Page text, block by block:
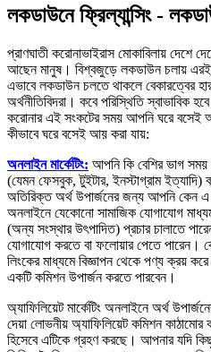
লকডাউনে ফ্রিল্যান্সিং -
প্রাণঘাতী করোনাভাইরাস মোকাবিলায় দেশে
আছেন মানুষ। বিশ্বজুড়ে লকডাউন চলায়
এভাবে লকডাউন চলতে থাকলে বেকারত্বের
অর্থনীতিবিদরা। কবে পরিস্থিতি স্বাভাবিক
করোনার এই সংকটের সময় আপনি ঘরে
কীভাবে ঘরে বসেই আয় করা যায়:
অনলাইন মার্কেটিং: আপনি কি বেশির ভাগ সময়
(যেমন ফেসবুক, টুইটার, ইনস্টাগ্রাম ইত্যাদি)
অতিরিক্ত অর্থ উপার্জনের জন্য আপনি কেন এ
অনলাইনে যেকোনো সামাজিক যোগাযোগ
(অন্য সংস্থার উৎপাদিত) প্রচার চালাতে
যোগাযোগ করতে বা ফলোয়ার পেতে
লিংকের মাধ্যমে বিজ্ঞাপন থেকে পণ্য ক্রয়
একটি কমিশন উপার্জন করতে পারবেন।
অ্যাফিলিয়েট মার্কেটিং অনলাইনে অর্থ
দেয়া লোভনীয় অ্যাফিলিয়েট কমিশন কাঠামোর
হিসেবে এটিকে গ্রহণ করছে। আপনার যদি